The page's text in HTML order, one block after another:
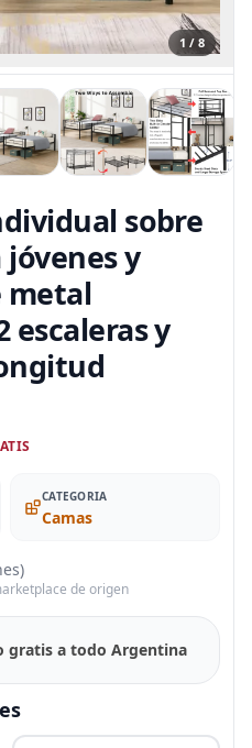
1 / 8
sobre
y
metal
escaleras y
CATEGORIA
Camas
de origen
gratis a todo Argentina